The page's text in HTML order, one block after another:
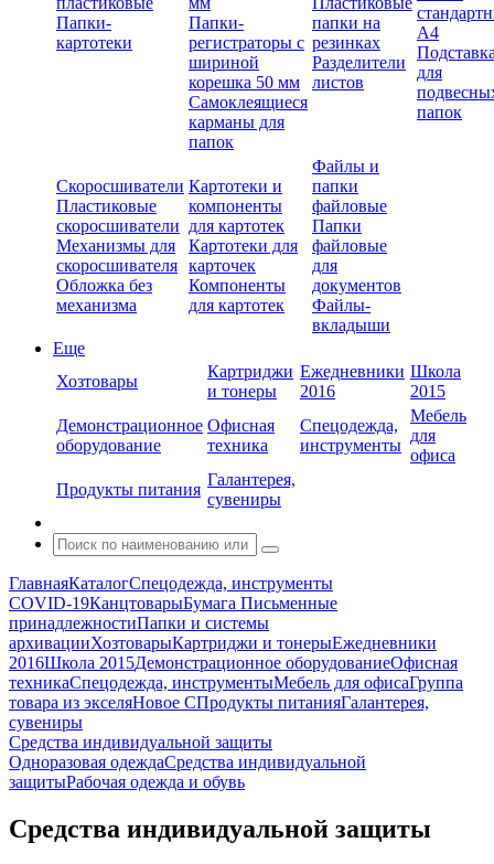
Папки-
картотеки
Папки-
регистраторы с
шириной
корешка 50 мм
Самоклеящиеся
карманы для
папок
папки на
резинках
Разделители
листов
А4
для
папок
Скоросшиватели
Пластиковые
скоросшиватели
Механизмы для
скоросшивателя
Обложка без
механизма
Картотеки и
компоненты
для картотек
Картотеки для
карточек
Компоненты
для картотек
Файлы и
папки
файловые
Папки
файловые
для
документов
Файлы-
вкладыши
Еще
Хозтовары
Картриджи
и тонеры
Ежедневники
2016
Школа
2015
Демонстрационное
оборудование
Офисная
техника
Спецодежда,
инструменты
Мебель
для
офиса
Продукты питания
Галантерея,
сувениры
ГлавнаяКаталогСпецодежда, инструменты
COVID-19КанцтоварыБумага Письменные
принадлежностиПапки и системы
архивацииХозтоварыКартриджи и тонерыЕжедневники
2016Школа 2015Демонстрационное оборудованиеОфисная
техникаСпецодежда, инструментыМебель для офисаГруппа
товара из экселяНовое СПродукты питанияГалантерея,
сувениры
Средства индивидуальной защиты
Одноразовая одеждаСредства индивидуальной
защитыРабочая одежда и обувь
Средства индивидуальной защиты